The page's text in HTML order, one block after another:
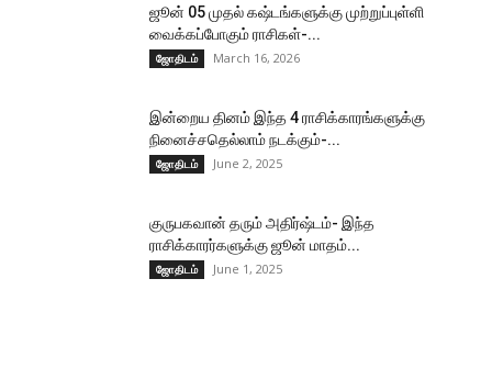
ஜூன் 05 முதல் கஷ்டங்களுக்கு முற்றுப்புள்ளி
வைக்கப்போகும் ராசிகள்-...
ஜோதிடம் March 16, 2026
இன்றைய தினம் இந்த 4 ராசிக்காரங்களுக்கு
நினைச்சதெல்லாம் நடக்கும்-...
ஜோதிடம் June 2, 2025
குருபகவான் தரும் அதிர்ஷ்டம்- இந்த
ராசிக்காரர்களுக்கு ஜூன் மாதம்...
ஜோதிடம் June 1, 2025